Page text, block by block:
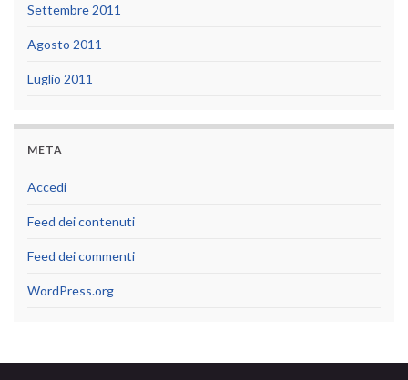
Settembre 2011
Agosto 2011
Luglio 2011
META
Accedi
Feed dei contenuti
Feed dei commenti
WordPress.org